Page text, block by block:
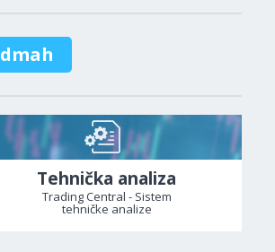
Tehnička analiza
Trading Central - Sistem
tehničke analize